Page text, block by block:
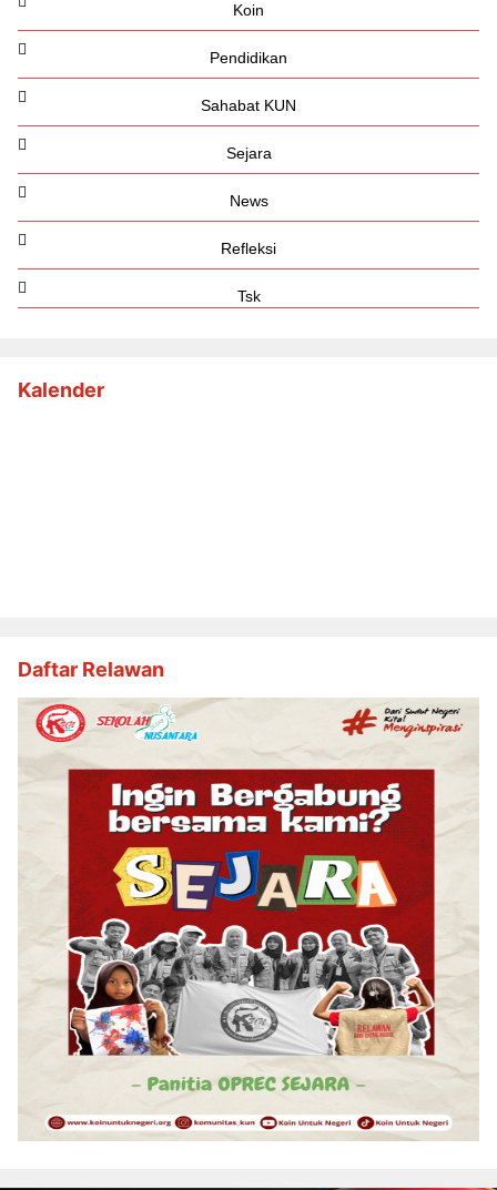
Koin
Pendidikan
Sahabat KUN
Sejara
News
Refleksi
Tsk
Kalender
Daftar Relawan